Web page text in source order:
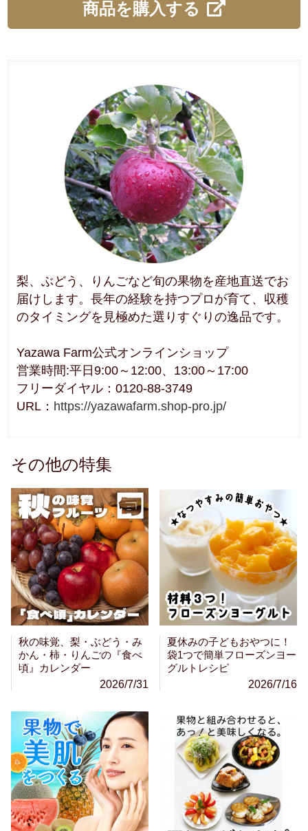
商品を購入する
梨、ぶどう、りんごなど旬の果物を産地直送でお
届けします。長年の経験を持つプロが育て、収穫
のタイミングを見極めた選りすぐりの逸品です。
Yazawa Farm公式オンラインショップ
営業時間:平日9:00～12:00、13:00～17:00
フリーダイヤル：0120-88-3749
URL： https://yazawafarm.shop-pro.jp/
その他の特集
秋の味覚、梨・ぶどう・み
かん・柿・りんごの『食べ
頃』カレンダー
2026/7/31
夏休みの子どもおやつに！
袋1つで簡単フローズンヨー
グルトレシピ
2026/7/16